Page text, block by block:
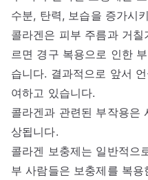
수분, 탄력, 보습을 증가시
콜라겐은 피부 주름과 거
르면 경구 복용으로 인한
습니다. 결과적으로 앞서
여하고 있습니다.
콜라겐과 관련된 부작용은
상됩니다.
콜라겐 보충제는 일반적으
부 사람들은 보충제를 복